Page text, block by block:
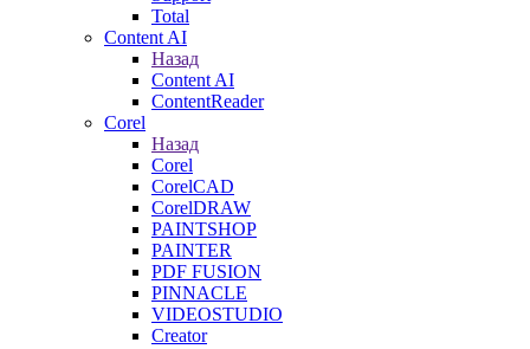
Total
Content AI
Назад
Content AI
ContentReader
Corel
Назад
Corel
CorelCAD
CorelDRAW
PAINTSHOP
PAINTER
PDF FUSION
PINNACLE
VIDEOSTUDIO
Creator